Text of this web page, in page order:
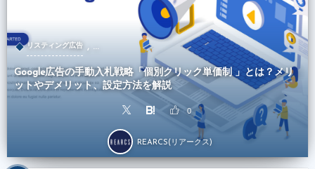
リスティング広告 , …
Google広告の手動入札戦略「個別クリック単価制 」とは？メリ
ットやデメリット、設定方法を解説
0
REARCS(リアークス)